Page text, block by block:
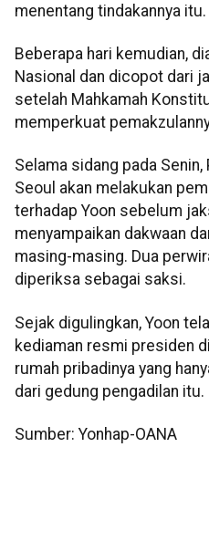
menentang tindakannya itu.
Beberapa hari kemudian,
Nasional dan dicopot dari
setelah Mahkamah
memperkuat
Selama sidang pada
Seoul akan melakukan
terhadap Yoon sebelum
menyampaikan dakwaan
masing-masing. Dua
diperiksa sebagai saksi.
Sejak digulingkan, Yoon
kediaman resmi presiden
rumah pribadinya yang
dari gedung pengadilan itu.
Sumber: Yonhap-OANA